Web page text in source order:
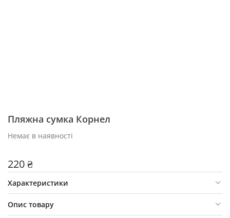
Пляжна сумка Корнел
Немає в наявності
220 ₴
Характеристики
Опис товару